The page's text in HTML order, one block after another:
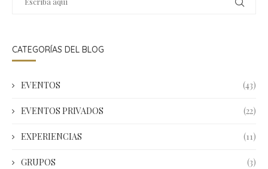
CATEGORÍAS DEL BLOG
EVENTOS (43)
EVENTOS PRIVADOS (22)
EXPERIENCIAS (11)
GRUPOS (3)